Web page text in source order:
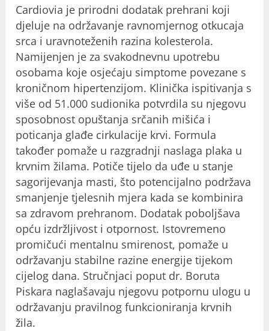
Cardiovia je prirodni dodatak prehrani koji
djeluje na održavanje ravnomjernog otkucaja
srca i uravnoteženih razina kolesterola.
Namijenjen je za svakodnevnu upotrebu
osobama koje osjećaju simptome povezane s
kroničnom hipertenzijom. Klinička ispitivanja s
više od 51.000 sudionika potvrdila su njegovu
sposobnost opuštanja srčanih mišića i
poticanja glađe cirkulacije krvi. Formula
također pomaže u razgradnji naslaga plaka u
krvnim žilama. Potiče tijelo da uđe u stanje
sagorijevanja masti, što potencijalno podržava
smanjenje tjelesnih mjera kada se kombinira
sa zdravom prehranom. Dodatak poboljšava
opću izdržljivost i otpornost. Istovremeno
promičući mentalnu smirenost, pomaže u
održavanju stabilne razine energije tijekom
cijelog dana. Stručnjaci poput dr. Boruta
Piskara naglašavaju njegovu potpornu ulogu u
održavanju pravilnog funkcioniranja krvnih
žila.